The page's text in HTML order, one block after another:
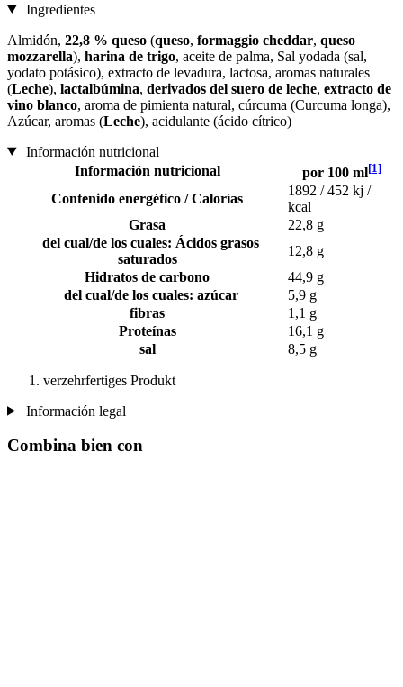
Ingredientes
Almidón, 22,8 % queso (queso, formaggio cheddar, queso
mozzarella), harina de trigo, aceite de palma, Sal yodada (sal,
yodato potásico), extracto de levadura, lactosa, aromas naturales
(Leche), lactalbúmina, derivados del suero de leche, extracto de
vino blanco, aroma de pimienta natural, cúrcuma (Curcuma longa),
Azúcar, aromas (Leche), acidulante (ácido cítrico)
Información nutricional
Información nutricional
por 100 ml[1]
Contenido energético / Calorías
1892 / 452 kj /
kcal
Grasa
22,8 g
del cual/de los cuales: Ácidos grasos
saturados
12,8 g
Hidratos de carbono
44,9 g
del cual/de los cuales: azúcar
5,9 g
fibras
1,1 g
Proteínas
16,1 g
sal
8,5 g
verzehrfertiges Produkt
Información legal
Combina bien con